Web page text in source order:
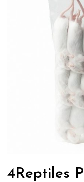
4Reptiles